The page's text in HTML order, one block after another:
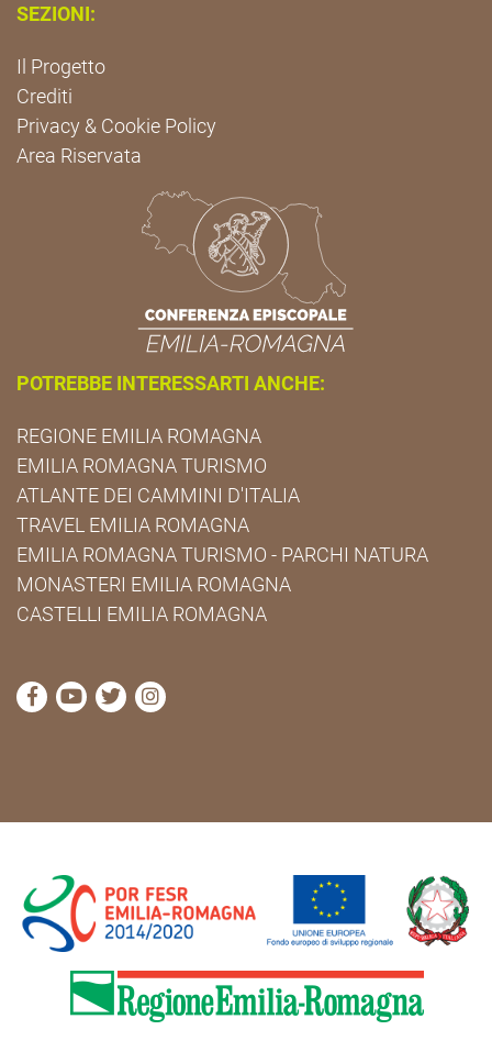
SEZIONI:
Il Progetto
Crediti
Privacy & Cookie Policy
Area Riservata
POTREBBE INTERESSARTI ANCHE:
REGIONE EMILIA ROMAGNA
EMILIA ROMAGNA TURISMO
ATLANTE DEI CAMMINI D'ITALIA
TRAVEL EMILIA ROMAGNA
EMILIA ROMAGNA TURISMO - PARCHI NATURA
MONASTERI EMILIA ROMAGNA
CASTELLI EMILIA ROMAGNA
visita la pagina Facebook di Cammini Emilia-
visita la pagina YouTube di Cammini Emilia-
visita la pagina Twitter di Cammini Emilia-
visita la pagina Instagram di Cammini